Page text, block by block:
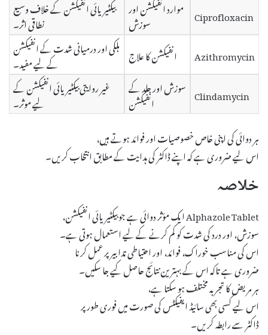
Ciprofloxacin موارد انفیکشن اور
سوزش
بیکٹیریائی انفیکشن کے خلاف وسیع
نطاقی اثر۔
Azithromycin
انفیکشن کا علاج ہلکی اور درمیانی شدت کے انفیکشن
کے لیے مفید۔
Clindamycin سوزش اور جلد کے
انفیکشن
غیر روایتی بیکٹیریائی انفیکشن کے
لیے موثر۔
ہر دوائی کی اپنی خاص خصوصیات اور فوائد ہوتے ہیں،
اس لیے ضروری ہے کہ اپنے ڈاکٹر کی ہدایت کے مطابق انتخاب کریں۔
خلاصہ
Alphazole Tablet ایک مؤثر دوائی ہے جو بیکٹیریائی انفیکشن،
سوزش، اور درد کی شدت کو کم کرنے کے لیے استعمال ہوتی ہے۔
اس کی مناسب خوراک، فوائد، اور احتیاطی تدابیر پر عمل کرنا
ضروری ہے تاکہ اس کے بہترین نتائج حاصل کیے جا سکیں۔
ہر مریض کا تجربہ مختلف ہو سکتا ہے،
اس لیے کسی بھی سائیڈ ایفیکٹس کی صورت میں فوری طور پر
ڈاکٹر سے رابطہ کریں۔